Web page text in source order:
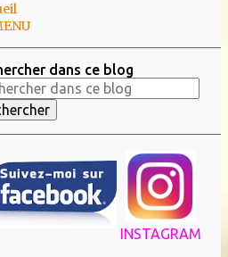
dans ce blog
INSTAGRAM